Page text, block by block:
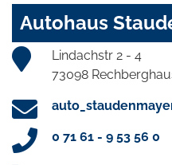
Autohaus
Lindachstr 2 - 4
73098
0 71 61 - 9 53 56 0